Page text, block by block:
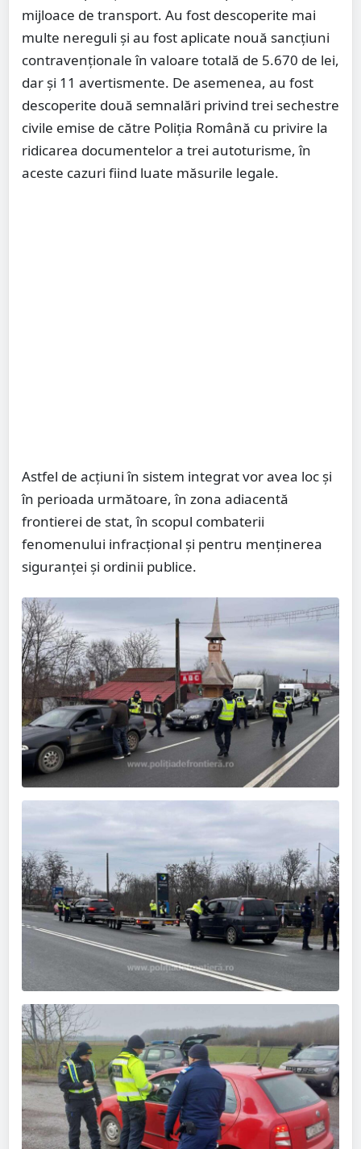
mijloace de transport. Au fost descoperite mai
multe nereguli și au fost aplicate nouă sancțiuni
contravenționale în valoare totală de 5.670 de lei,
dar și 11 avertismente. De asemenea, au fost
descoperite două semnalări privind trei sechestre
civile emise de către Poliția Română cu privire la
ridicarea documentelor a trei autoturisme, în
aceste cazuri fiind luate măsurile legale.
Astfel de acțiuni în sistem integrat vor avea loc și
în perioada următoare, în zona adiacentă
frontierei de stat, în scopul combaterii
fenomenului infracțional și pentru menținerea
siguranței și ordinii publice.